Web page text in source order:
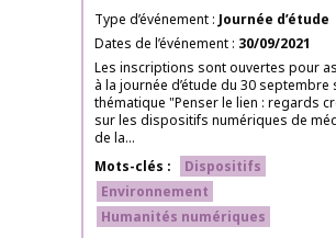
Type d’événement Journée d’étude
Dates de l’événement 30/09/2021
Les inscriptions sont ouvertes pour
à la journée d’étude du 30 septembre
thématique "Penser le lien : regards
sur les dispositifs numériques de
de la...
Mots-clés
Dispositifs
Environnement
Humanités numériques